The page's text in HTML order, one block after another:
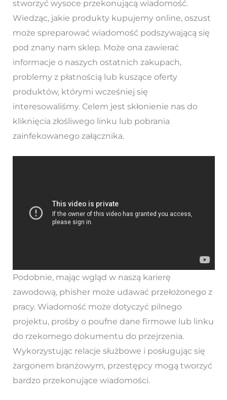
stworzyć wysoce przekonującą wiadomość.
Wiedząc, jakie produkty kupujemy online, oszust
może spreparować wiadomość podszywającą się
pod znany nam sklep. Może ona zawierać
informacje o naszych ostatnich zakupach,
problemy z płatnością lub kuszące oferty
produktów, którymi wcześniej się
interesowaliśmy. Celem jest skłonienie nas do
kliknięcia złośliwego linku lub pobrania
zainfekowanego załącznika.
Podobnie, mając wgląd w naszą karierę
zawodową, phisher może udawać przełożonego z
pracy. Wiadomość może dotyczyć pilnego
projektu, prośby o poufne dane firmowe lub linku
do rzekomego dokumentu do przejrzenia.
Wykorzystując relacje służbowe i posługując się
żargonem branżowym, przestępcy mogą tworzyć
bardzo przekonujące wiadomości.